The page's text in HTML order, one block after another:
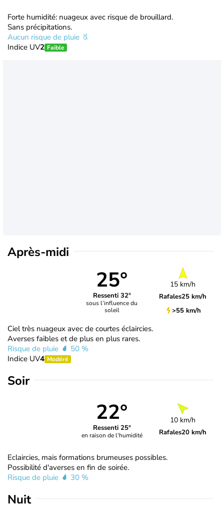
Forte humidité: nuageux avec risque de brouillard.
Sans précipitations.
Aucun risque de pluie
Indice UV2 Faible
Après-midi
25°
Ressenti 32°
sous l’influence du
soleil
15 km/h
Rafales25 km/h
>55 km/h
Ciel très nuageux avec de courtes éclaircies.
Averses faibles et de plus en plus rares.
Risque de pluie
50 %
Indice UV4 Modéré
Soir
22°
Ressenti 25°
en raison de l'humidité
10 km/h
Rafales20 km/h
Eclaircies, mais formations brumeuses possibles.
Possibilité d'averses en fin de soirée.
Risque de pluie
30 %
Nuit